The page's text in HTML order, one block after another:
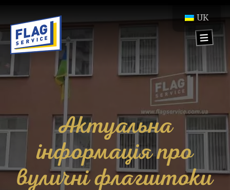
Актуальна
інформація про
вуличні флагштоки
UK